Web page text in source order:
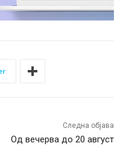
Следна објава
Од вечерва до 20 август